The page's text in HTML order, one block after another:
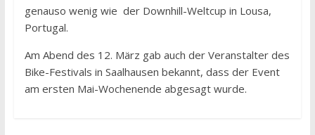
genauso wenig wie der Downhill-Weltcup in Lousa,
Portugal.
Am Abend des 12. März gab auch der Veranstalter des
Bike-Festivals in Saalhausen bekannt, dass der Event
am ersten Mai-Wochenende abgesagt wurde.